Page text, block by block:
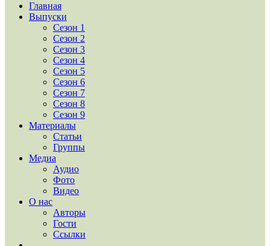
Главная
Выпуски
Сезон 1
Сезон 2
Сезон 3
Сезон 4
Сезон 5
Сезон 6
Сезон 7
Сезон 8
Сезон 9
Материалы
Статьи
Группы
Медиа
Аудио
Фото
Видео
О нас
Авторы
Гости
Ссылки